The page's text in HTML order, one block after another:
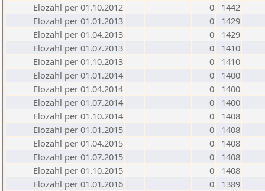
Elozahl per 01.10.2012
0
1442
Elozahl per 01.01.2013
0
1429
Elozahl per 01.04.2013
0
1429
Elozahl per 01.07.2013
0
1410
Elozahl per 01.10.2013
0
1410
Elozahl per 01.01.2014
0
1400
Elozahl per 01.04.2014
0
1400
Elozahl per 01.07.2014
0
1400
Elozahl per 01.10.2014
0
1408
Elozahl per 01.01.2015
0
1408
Elozahl per 01.04.2015
0
1408
Elozahl per 01.07.2015
0
1408
Elozahl per 01.10.2015
0
1408
Elozahl per 01.01.2016
0
1389